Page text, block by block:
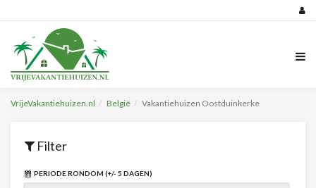
VrijeVakantiehuizen.nl België Vakantiehuizen Oostduinkerke
Filter
PERIODE RONDOM (+/- 5 DAGEN)